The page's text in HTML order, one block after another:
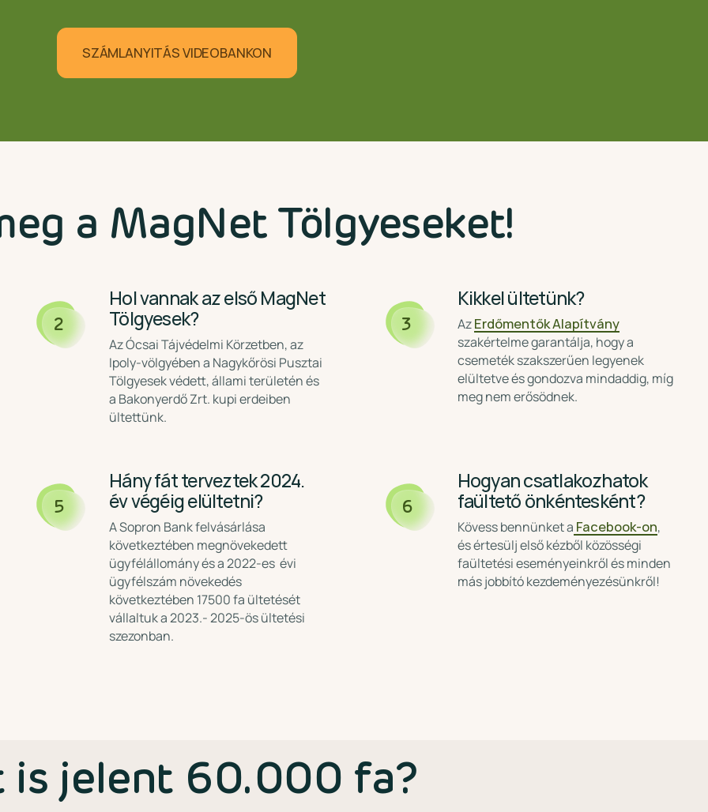
SZÁMLANYITÁS VIDEOBANKON
a MagNet Tölgyeseket!
2
Hol vannak az első MagNet
Tölgyesek?
Az Ócsai Tájvédelmi Körzetben, az
Ipoly-völgyében a Nagykőrösi Pusztai
Tölgyesek védett, állami területén és
a Bakonyerdő Zrt. kupi erdeiben
ültettünk.
3
Kikkel ültetünk?
AzErdőmentők Alapítvány
szakértelme garantálja, hogy a
csemeték szakszerűen legyenek
elültetve és gondozva mindaddig, míg
meg nem erősödnek.
5
Hány fát terveztek 2024.
év végéig elültetni?
A Sopron Bank felvásárlása
következtében megnövekedett
ügyfélállomány és a 2022-es évi
ügyfélszám növekedés
következtében 17500 fa ültetését
vállaltuk a 2023.- 2025-ös ültetési
szezonban.
6
Hogyan csatlakozhatok
faültető önkéntesként?
Kövess bennünket a Facebook-on,
és értesülj első kézből közösségi
faültetési eseményeinkről és minden
más jobbító kezdeményezésünkről!
is jelent 60.000 fa?